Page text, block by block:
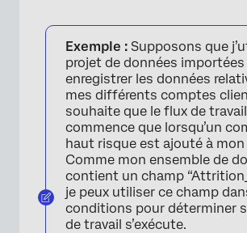
Exemple : Supposons que
projet de données
enregistrer les données
mes différents comptes
souhaite que le flux de
commence que lorsqu’un
haut risque est ajouté à mon
Comme mon ensemble de
contient un champ
je peux utiliser ce champ
conditions pour déterminer
de travail s’exécute.